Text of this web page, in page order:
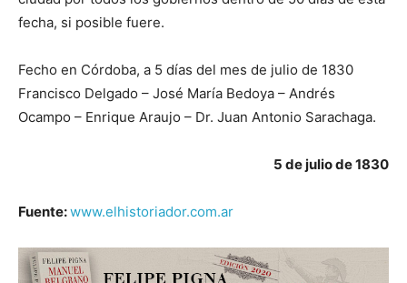
fecha, si posible fuere.
Fecho en Córdoba, a 5 días del mes de julio de 1830
Francisco Delgado – José María Bedoya – Andrés
Ocampo – Enrique Araujo – Dr. Juan Antonio Sarachaga.
5 de julio de 1830
Fuente:www.elhistoriador.com.ar